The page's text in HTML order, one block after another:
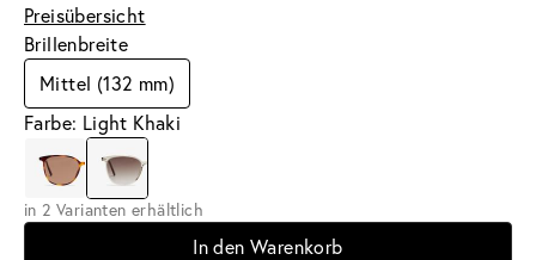
Preisübersicht
Brillenbreite
Mittel (132 mm)
Farbe: Light Khaki
in 2 Varianten erhältlich
In den Warenkorb